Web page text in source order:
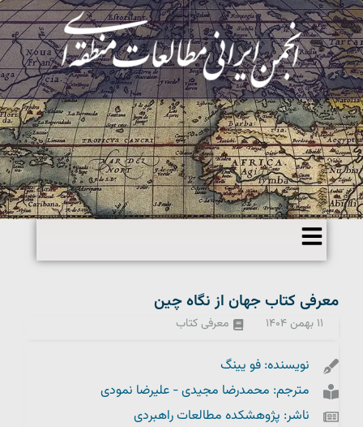
معرفی کتاب جهان از نگاه چین
۱۱ بهمن ۱۴۰۴ معرفی کتاب
نویسنده: فو یینگ
مترجم: محمدرضا مجیدی - علیرضا نمودی
ناشر: پژوهشکده مطالعات راهبردی